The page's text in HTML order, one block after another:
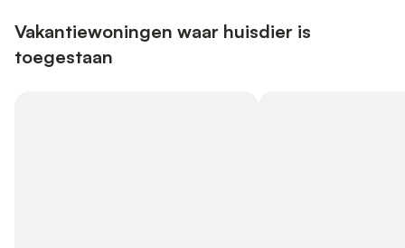
Vakantiewoningen waar huisdier is
toegestaan